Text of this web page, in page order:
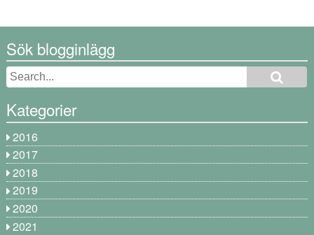
Sök blogginlägg
Kategorier
2016
2017
2018
2019
2020
2021